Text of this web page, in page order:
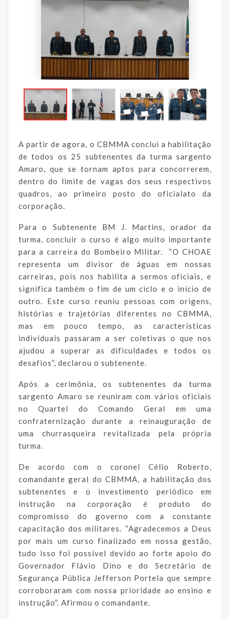
A partir de agora, o CBMMA conclui a habilitação
de todos os 25 subtenentes da turma sargento
Amaro, que se tornam aptos para concorrerem,
dentro do limite de vagas dos seus respectivos
quadros, ao primeiro posto do oficialato da
corporação.
Para o Subtenente BM J. Martins, orador da
turma, concluir o curso é algo muito importante
para a carreira do Bombeiro Militar. “O CHOAE
representa um divisor de águas em nossas
carreiras, pois nos habilita a sermos oficiais, e
significa também o fim de um ciclo e o início de
outro. Este curso reuniu pessoas com origens,
histórias e trajetórias diferentes no CBMMA,
mas em pouco tempo, as características
individuais passaram a ser coletivas o que nos
ajudou a superar as dificuldades e todos os
desafios”, declarou o subtenente.
Após a cerimônia, os subtenentes da turma
sargento Amaro se reuniram com vários oficiais
no Quartel do Comando Geral em uma
confraternização durante a reinauguração de
uma churrasqueira revitalizada pela própria
turma.
De acordo com o coronel Célio Roberto,
comandante geral do CBMMA, a habilitação dos
subtenentes e o investimento periódico em
instrução na corporação é produto do
compromisso do governo com a constante
capacitação dos militares. “Agradecemos a Deus
por mais um curso finalizado em nossa gestão,
tudo isso foi possível devido ao forte apoio do
Governador Flávio Dino e do Secretário de
Segurança Pública Jefferson Portela que sempre
corroboraram com nossa prioridade ao ensino e
instrução”. Afirmou o comandante.